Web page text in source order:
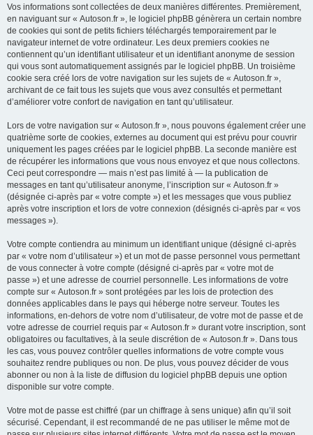
Vos informations sont collectées de deux manières différentes. Premièrement,
en naviguant sur « Autoson.fr », le logiciel phpBB génèrera un certain nombre
de cookies qui sont de petits fichiers téléchargés temporairement par le
navigateur internet de votre ordinateur. Les deux premiers cookies ne
contiennent qu’un identifiant utilisateur et un identifiant anonyme de session
qui vous sont automatiquement assignés par le logiciel phpBB. Un troisième
cookie sera créé lors de votre navigation sur les sujets de « Autoson.fr »,
archivant de ce fait tous les sujets que vous avez consultés et permettant
d’améliorer votre confort de navigation en tant qu’utilisateur.
Lors de votre navigation sur « Autoson.fr », nous pouvons également créer une
quatrième sorte de cookies, externes au document qui est prévu pour couvrir
uniquement les pages créées par le logiciel phpBB. La seconde manière est
de récupérer les informations que vous nous envoyez et que nous collectons.
Ceci peut correspondre — mais n’est pas limité à — la publication de
messages en tant qu’utilisateur anonyme, l’inscription sur « Autoson.fr »
(désignée ci-après par « votre compte ») et les messages que vous publiez
après votre inscription et lors de votre connexion (désignés ci-après par « vos
messages »).
Votre compte contiendra au minimum un identifiant unique (désigné ci-après
par « votre nom d’utilisateur ») et un mot de passe personnel vous permettant
de vous connecter à votre compte (désigné ci-après par « votre mot de
passe ») et une adresse de courriel personnelle. Les informations de votre
compte sur « Autoson.fr » sont protégées par les lois de protection des
données applicables dans le pays qui héberge notre serveur. Toutes les
informations, en-dehors de votre nom d’utilisateur, de votre mot de passe et de
votre adresse de courriel requis par « Autoson.fr » durant votre inscription, sont
obligatoires ou facultatives, à la seule discrétion de « Autoson.fr ». Dans tous
les cas, vous pouvez contrôler quelles informations de votre compte vous
souhaitez rendre publiques ou non. De plus, vous pouvez décider de vous
abonner ou non à la liste de diffusion du logiciel phpBB depuis une option
disponible sur votre compte.
Votre mot de passe est chiffré (par un chiffrage à sens unique) afin qu’il soit
sécurisé. Cependant, il est recommandé de ne pas utiliser le même mot de